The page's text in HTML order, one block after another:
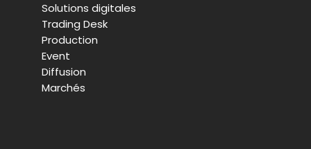
Solutions digitales
Trading Desk
Production
Event
Diffusion
Marchés